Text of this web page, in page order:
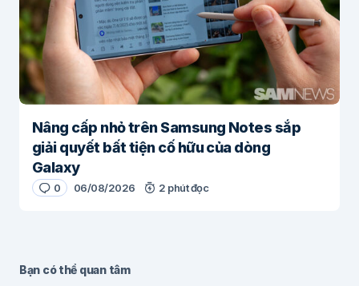
Nâng cấp nhỏ trên Samsung Notes sắp
giải quyết bất tiện cố hữu của dòng
Galaxy
0 06/08/2026 2 phút đọc
Bạn có thể quan tâm